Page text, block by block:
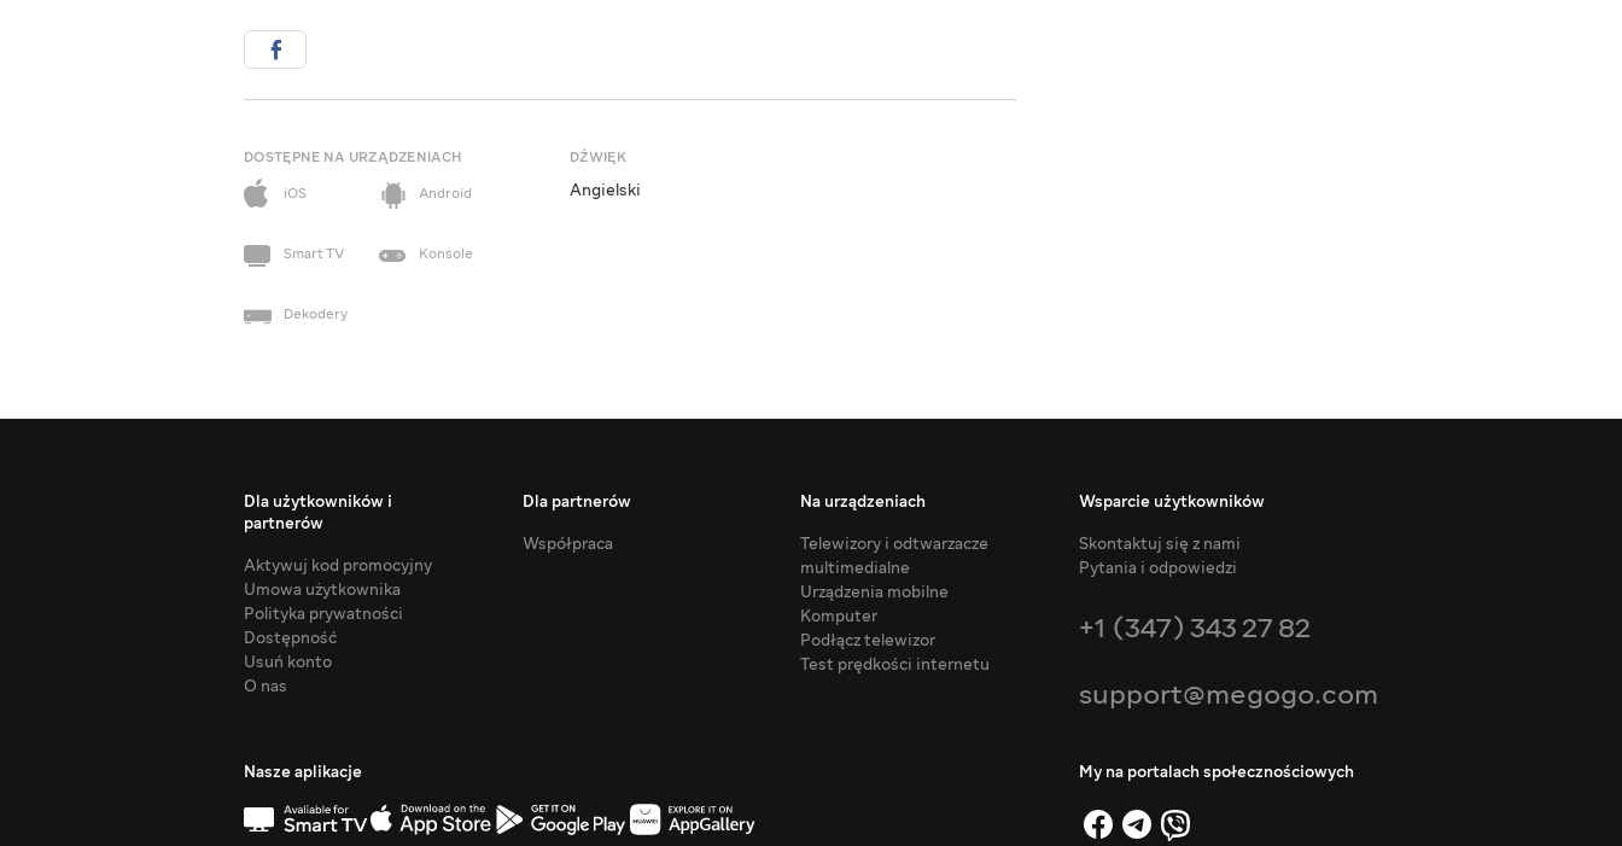
DOSTĘPNE NA URZĄDZENIACH
iOS
Android
Smart TV Konsole
Dekodery
DŹWIĘK
Angielski
Dla użytkowników i
partnerów
Aktywuj kod promocyjny
Umowa użytkownika
Polityka prywatności
Dostępność
Usuń konto
O nas
Dla partnerów
Współpraca
Na urządzeniach
Telewizory i odtwarzacze
multimedialne
Urządzenia mobilne
Komputer
Podłącz telewizor
Test prędkości internetu
Wsparcie użytkowników
Skontaktuj się z nami
Pytania i odpowiedzi
+1 (347) 343 27 82
support@megogo.com
Nasze aplikacje My na portalach społecznościowych